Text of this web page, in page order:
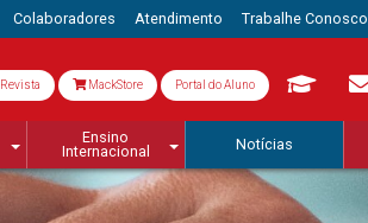
Colaboradores Atendimento Trabalhe Conosco
Revista MackStore Portal do Aluno
Ensino
Internacional
Notícias